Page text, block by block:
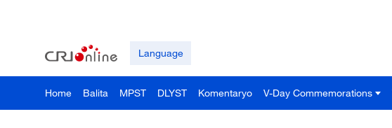
Language
Home Balita MPST DLYST Komentaryo V-Day Commemorations